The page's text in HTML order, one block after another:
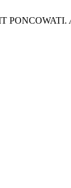
PONCOWATI.